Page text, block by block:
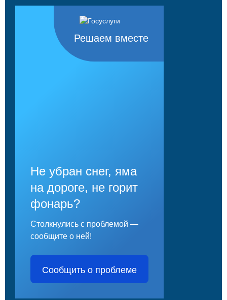
Решаем вместе
Не убран снег, яма
на дороге, не горит
фонарь?
Столкнулись с проблемой —
сообщите о ней!
Сообщить о проблеме